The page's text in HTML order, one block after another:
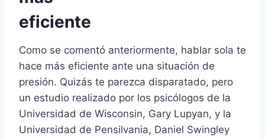
eficiente
Como se comentó anteriormente, hablar sola te
hace más eficiente ante una situación de
presión. Quizás te parezca disparatado, pero
un estudio realizado por los psicólogos de la
Universidad de Wisconsin, Gary Lupyan, y la
Universidad de Pensilvania, Daniel Swingley